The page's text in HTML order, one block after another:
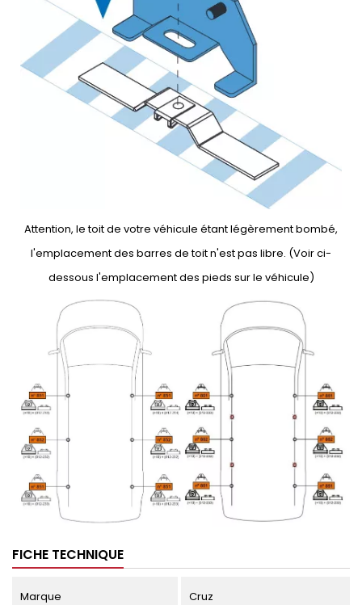
Attention, le toit de votre véhicule étant légèrement bombé,
l'emplacement des barres de toit n'est pas libre. (Voir ci-
dessous l'emplacement des pieds sur le véhicule)
FICHE TECHNIQUE
Marque Cruz